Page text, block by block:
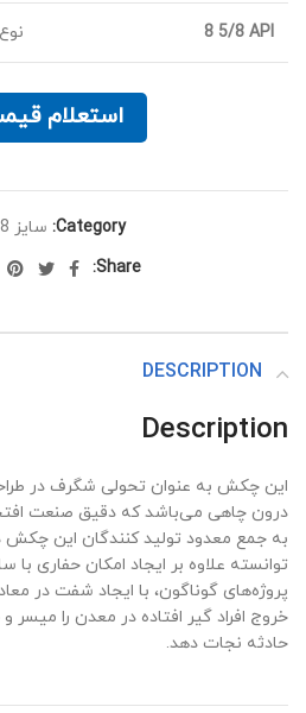
8 5/8 API
استعلام
Category: سایز 18 اینچ
Share:
DESCRIPTION
Description
این چکش به عنوان تحولی شگرف در
درون چاهی می‌باشد که دقیق صنعت
به جمع معدود تولید کنندگان این چکش
پروژه‌های گوناگون، با ایجاد شفت در
خروج افراد گیر افتاده در معدن را میسر
حادثه نجات دهد.